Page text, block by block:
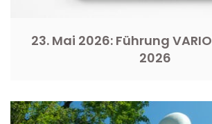
23. Mai 2026: Führung
2026